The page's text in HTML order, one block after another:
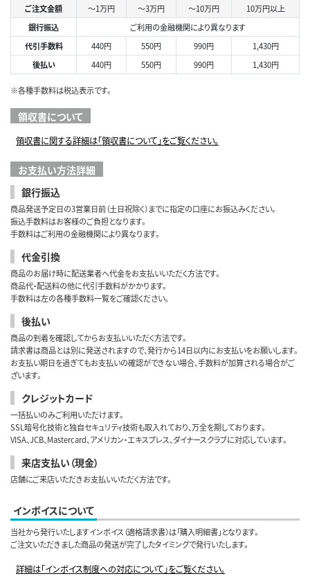
ご注文金額 ～1万円 ～3万円 ～10万円
10万円以上
銀行振込
ご利用の金融機関により異なります
代引手数料
440円 550円 990円
1,430円
後払い
440円 550円 990円 1,430円
※各種手数料は税込表示です。
領収書について
領収書に関する詳細は「領収書について」をご覧ください。
お支払い方法詳細
銀行振込
商品発送予定日の3営業日前（土日祝除く）までに指定の口座にお振込みください。
振込手数料はお客様のご負担となります。
手数料はご利用の金融機関により異なります。
代金引換
商品のお届け時に配送業者へ代金をお支払いいただく方法です。
商品代・配送料の他に代引手数料がかかります。
手数料は左の各種手数料一覧をご確認ください。
後払い
商品の到着を確認してからお支払いいただく方法です。
請求書は商品とは別に発送されますので、発行から14日以内にお支払いをお願いします。
お支払い期日を過ぎてもお支払いの確認ができない場合、手数料が加算される場合がご
ざいます。
クレジットカード
一括払いのみご利用いただけます。
SSL暗号化技術と独自セキュリティ技術も取入れており、万全を期しております。
VISA、JCB、Mastercard、アメリカン・エキスプレス、ダイナースクラブに対応しています。
来店支払い（現金）
店舗にご来店いただきお支払いいただく方法です。
インボイスについて
当社から発行いたしますインボイス（適格請求書）は「購入明細書」となります。
ご注文いただきました商品の発送が完了したタイミングで発行いたします。
詳細は「インボイス制度への対応について」をご覧ください。